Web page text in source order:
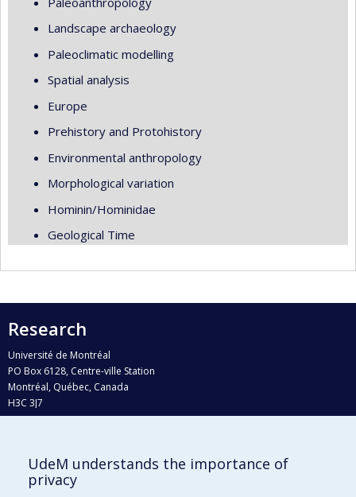
Landscape archaeology
Paleoclimatic modelling
Spatial analysis
Europe
Prehistory and Protohistory
Environmental anthropology
Morphological variation
Hominin/Hominidae
Geological Time
Research
Université de Montréal
PO Box 6128, Centre-ville Station
Montréal, Québec, Canada
H3C 3J7
Who does what?
UdeM understands the importance of
privacy